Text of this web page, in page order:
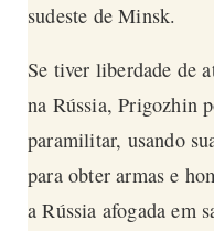
sudeste de Minsk.
Se tiver liberdade de
na Rússia, Prigozhin
paramilitar, usando
para obter armas e
a Rússia afogada em